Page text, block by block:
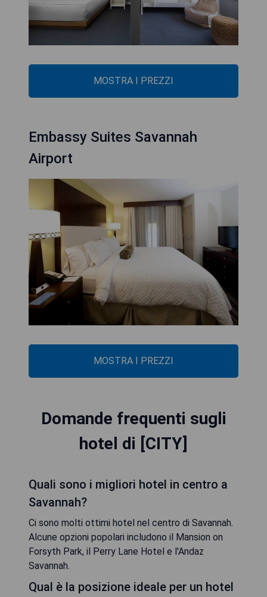
MOSTRA I PREZZI
Embassy Suites Savannah
Airport
MOSTRA I PREZZI
Domande frequenti sugli
hotel di [CITY]
Quali sono i migliori hotel in centro a
Savannah?
Ci sono molti ottimi hotel nel centro di Savannah.
Alcune opzioni popolari includono il Mansion on
Forsyth Park, il Perry Lane Hotel e l'Andaz
Savannah.
Qual è la posizione ideale per un hotel